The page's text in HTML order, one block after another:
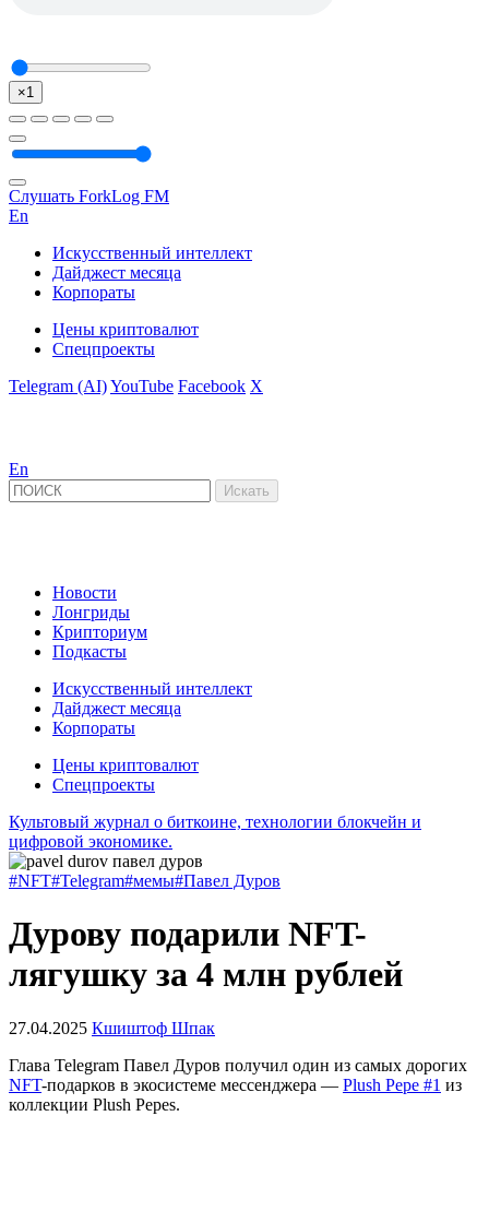
×1
Слушать ForkLog FM
En
Искусственный интеллект
Дайджест месяца
Корпораты
Цены криптовалют
Спецпроекты
Telegram (AI)YouTube Facebook X
En
Новости
Лонгриды
Крипториум
Подкасты
Искусственный интеллект
Дайджест месяца
Корпораты
Цены криптовалют
Спецпроекты
Культовый журнал о биткоине, технологии блокчейн и
цифровой экономике.
#NFT#Telegram#мемы#Павел Дуров
Дурову подарили NFT-
лягушку за 4 млн рублей
27.04.2025 Кшиштоф Шпак
Глава Telegram Павел Дуров получил один из самых дорогих
NFT-подарков в экосистеме мессенджера — Plush Pepe #1 из
коллекции Plush Pepes.